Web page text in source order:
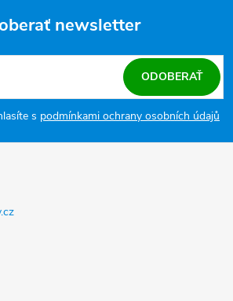
newsletter
s podmínkami ochrany osobních údajů
ODOBERAŤ